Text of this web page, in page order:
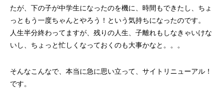
たが、下の子が中学生になったのを機に、時間もできたし、ちょ
っともう一度ちゃんとやろう！という気持ちになったのです。
人生半分終わってますが、残りの人生、子離れもしなきゃいけな
いし、ちょっと忙しくなっておくのも大事かなと。。。
そんなこんなで、本当に急に思い立って、サイトリニューアル！
です。